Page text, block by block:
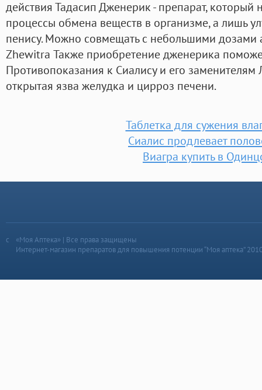
действия Тадасип Дженерик - препарат, который
процессы обмена веществ в организме, а лишь
пенису. Можно совмещать с небольшими дозами
Zhewitra Также приобретение дженерика
Противопоказания к Сиалису и его
открытая язва желудка и цирроз печени.
Таблетка для сужения
Сиалис продлевает
Виагра купить в
«Моя Аптека» | Все права защищены
Интернет-магазин препаратов для повышения потенции “Моя аптека”